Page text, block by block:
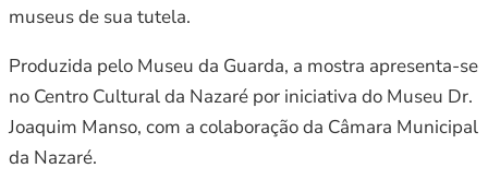
museus de sua tutela.
Produzida pelo Museu da Guarda, a mostra apresenta-se
no Centro Cultural da Nazaré por iniciativa do Museu Dr.
Joaquim Manso, com a colaboração da Câmara Municipal
da Nazaré.